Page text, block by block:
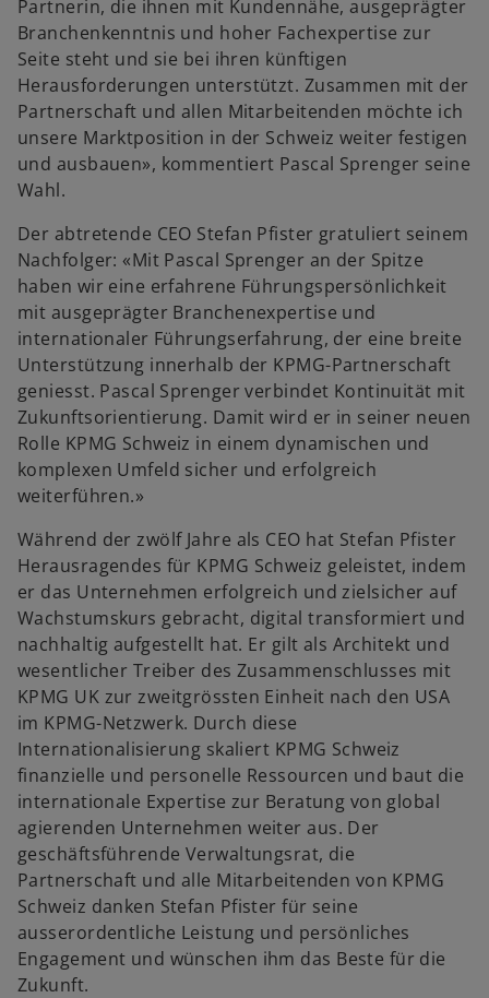
Partnerin, die ihnen mit Kundennähe, ausgeprägter
Branchenkenntnis und hoher Fachexpertise zur
Seite steht und sie bei ihren künftigen
Herausforderungen unterstützt. Zusammen mit der
Partnerschaft und allen Mitarbeitenden möchte ich
unsere Marktposition in der Schweiz weiter festigen
und ausbauen», kommentiert Pascal Sprenger seine
Wahl.
Der abtretende CEO Stefan Pfister gratuliert seinem
Nachfolger: «Mit Pascal Sprenger an der Spitze
haben wir eine erfahrene Führungspersönlichkeit
mit ausgeprägter Branchenexpertise und
internationaler Führungserfahrung, der eine breite
Unterstützung innerhalb der KPMG-Partnerschaft
geniesst. Pascal Sprenger verbindet Kontinuität mit
Zukunftsorientierung. Damit wird er in seiner neuen
Rolle KPMG Schweiz in einem dynamischen und
komplexen Umfeld sicher und erfolgreich
weiterführen.»
Während der zwölf Jahre als CEO hat Stefan Pfister
Herausragendes für KPMG Schweiz geleistet, indem
er das Unternehmen erfolgreich und zielsicher auf
Wachstumskurs gebracht, digital transformiert und
nachhaltig aufgestellt hat. Er gilt als Architekt und
wesentlicher Treiber des Zusammenschlusses mit
KPMG UK zur zweitgrössten Einheit nach den USA
im KPMG-Netzwerk. Durch diese
Internationalisierung skaliert KPMG Schweiz
finanzielle und personelle Ressourcen und baut die
internationale Expertise zur Beratung von global
agierenden Unternehmen weiter aus. Der
geschäftsführende Verwaltungsrat, die
Partnerschaft und alle Mitarbeitenden von KPMG
Schweiz danken Stefan Pfister für seine
ausserordentliche Leistung und persönliches
Engagement und wünschen ihm das Beste für die
Zukunft.